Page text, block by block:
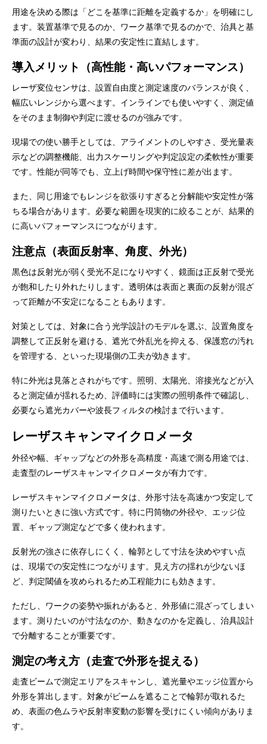
用途を決める際は「どこを基準に距離を定義するか」を明確にし
ます。装置基準で見るのか、ワーク基準で見るのかで、治具と基
準面の設計が変わり、結果の安定性に直結します。
導入メリット（高性能・高いパフォーマンス）
レーザ変位センサは、設置自由度と測定速度のバランスが良く、
幅広いレンジから選べます。インラインでも使いやすく、測定値
をそのまま制御や判定に渡せるのが強みです。
現場での使い勝手としては、アライメントのしやすさ、受光量表
示などの調整機能、出力スケーリングや判定設定の柔軟性が重要
です。性能が同等でも、立上げ時間や保守性に差が出ます。
また、同じ用途でもレンジを欲張りすぎると分解能や安定性が落
ちる場合があります。必要な範囲を現実的に絞ることが、結果的
に高いパフォーマンスにつながります。
注意点（表面反射率、角度、外光）
黒色は反射光が弱く受光不足になりやすく、鏡面は正反射で受光
が飽和したり外れたりします。透明体は表面と裏面の反射が混ざ
って距離が不安定になることもあります。
対策としては、対象に合う光学設計のモデルを選ぶ、設置角度を
調整して正反射を避ける、遮光で外乱光を抑える、保護窓の汚れ
を管理する、といった現場側の工夫が効きます。
特に外光は見落とされがちです。照明、太陽光、溶接光などが入
ると測定値が揺れるため、評価時には実際の照明条件で確認し、
必要なら遮光カバーや波長フィルタの検討まで行います。
レーザスキャンマイクロメータ
外径や幅、ギャップなどの外形を高精度・高速で測る用途では、
走査型のレーザスキャンマイクロメータが有力です。
レーザスキャンマイクロメータは、外形寸法を高速かつ安定して
測りたいときに強い方式です。特に円筒物の外径や、エッジ位
置、ギャップ測定などで多く使われます。
反射光の強さに依存しにくく、輪郭として寸法を決めやすい点
は、現場での安定性につながります。見え方の揺れが少ないほ
ど、判定閾値を攻められるため工程能力にも効きます。
ただし、ワークの姿勢や振れがあると、外形値に混ざってしまい
ます。測りたいのが寸法なのか、動きなのかを定義し、治具設計
で分離することが重要です。
測定の考え方（走査で外形を捉える）
走査ビームで測定エリアをスキャンし、遮光量やエッジ位置から
外形を算出します。対象がビームを遮ることで輪郭が取れるた
め、表面の色ムラや反射率変動の影響を受けにくい傾向がありま
す。